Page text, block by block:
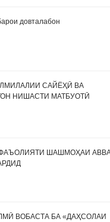
довталабон
САЙЁҲӢ ВА
НИШАСТИ МАТБУОТӢ
ШАШМОҲАИ
ВОБАСТА БА «ДАҲСОЛАИ